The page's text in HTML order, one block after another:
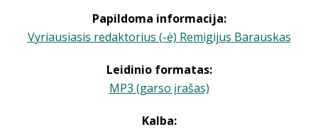
Papildoma informacija:
Vyriausiasis redaktorius (-ė) Remigijus Barauskas
Leidinio formatas:
MP3 (garso įrašas)
Kalba: